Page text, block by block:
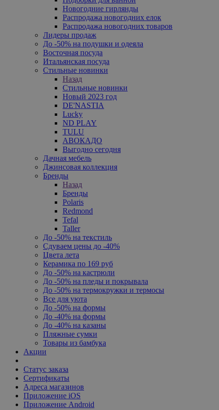
Новогодние гирлянды
Распродажа новогодних елок
Распродажа новогодних товаров
Лидеры продаж
До -50% на подушки и одеяла
Восточная посуда
Итальянская посуда
Стильные новинки
Назад
Стильные новинки
Новый 2023 год
DE'NASTIA
Lucky
ND PLAY
TULU
АВОКАДО
Выгодно сегодня
Дачная мебель
Джинсовая коллекция
Бренды
Назад
Бренды
Polaris
Redmond
Tefal
Taller
До -50% на текстиль
Сдуваем цены до -40%
Цвета лета
Керамика по 169 руб
До -50% на кастрюли
До -50% на пледы и покрывала
До -50% на термокружки и термосы
Все для уюта
До -50% на формы
До -40% на формы
До -40% на казаны
Пляжные сумки
Товары из бамбука
Акции
Статус заказа
Сертификаты
Адреса магазинов
Приложение iOS
Приложение Android